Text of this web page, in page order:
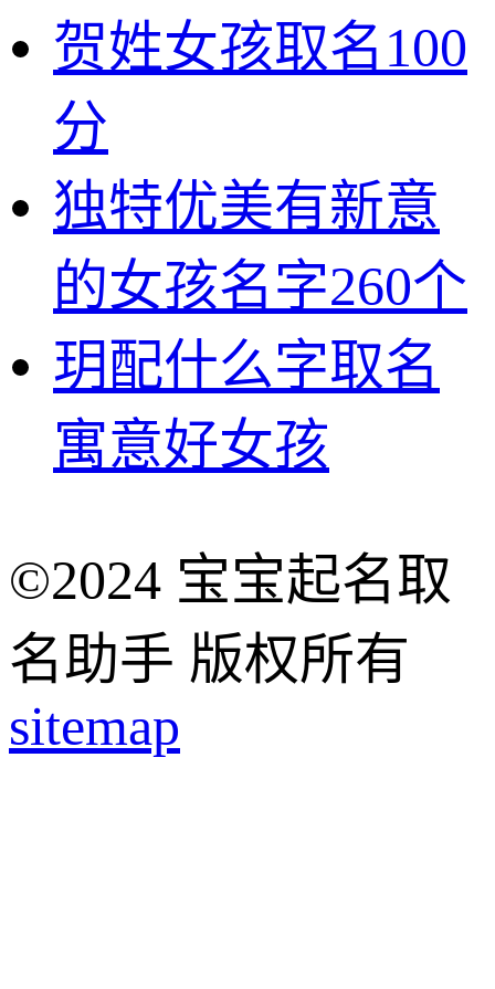
贺姓女孩取名100
分
独特优美有新意
的女孩名字260个
玥配什么字取名
寓意好女孩
©2024 宝宝起名取
名助手 版权所有
sitemap